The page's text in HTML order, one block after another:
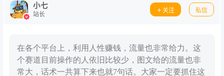
小七
站长
关注 私信
在各个平台上，利用人性赚钱，流量也非常给力。这
个赛道目前操作的人依旧比较少，图文给的流量也非
常大，话术一共算下来也就7句话。大家一定要抓住这